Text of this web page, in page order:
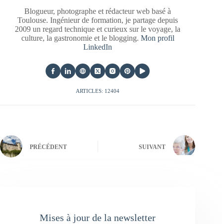
Blogueur, photographe et rédacteur web basé à
Toulouse. Ingénieur de formation, je partage depuis
2009 un regard technique et curieux sur le voyage, la
culture, la gastronomie et le blogging. Mon profil
LinkedIn
ARTICLES: 12404
PRÉCÉDENT SUIVANT
Mises à jour de la newsletter